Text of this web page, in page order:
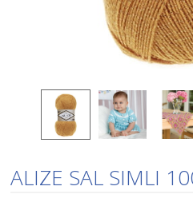
ALIZE SAL SIMLI